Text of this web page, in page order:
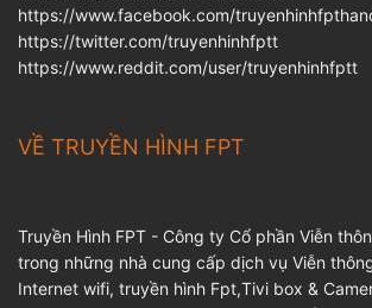
https://www.facebook.com/
https://twitter.com/truyenhinhfptt
https://www.reddit.com/user/truyenhinhfptt
VỀ TRUYỀN HÌNH FPT
Truyền Hình FPT - Công ty Cổ phần Viễn
trong những nhà cung cấp dịch vụ Viễn
Internet wifi, truyền hình Fpt,Tivi box &